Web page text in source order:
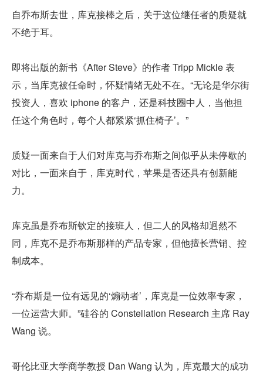
自乔布斯去世，库克接棒之后，关于这位继任者的质疑就
不绝于耳。
即将出版的新书《After Steve》的作者 Tripp Mickle 表
示，当库克被任命时，怀疑情绪无处不在。“无论是华尔街
投资人，喜欢 iphone 的客户，还是科技圈中人，当他担
任这个角色时，每个人都紧紧‘抓住椅子’。”
质疑一面来自于人们对库克与乔布斯之间似乎从未停歇的
对比，一面来自于，库克时代，苹果是否还具有创新能
力。
库克虽是乔布斯钦定的接班人，但二人的风格却迥然不
同，库克不是乔布斯那样的产品专家，但他擅长营销、控
制成本。
“乔布斯是一位有远见的‘煽动者’，库克是一位效率专家，
一位运营大师。”硅谷的 Constellation Research 主席 Ray
Wang 说。
哥伦比亚大学商学教授 Dan Wang 认为，库克最大的成功